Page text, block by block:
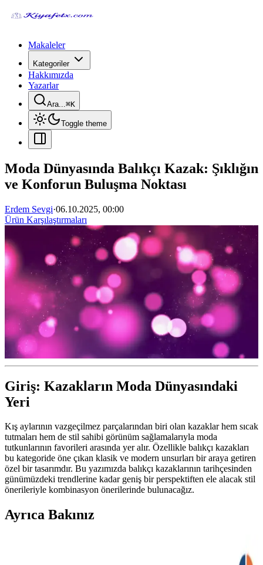
Makaleler
Kategoriler
Hakkımızda
Yazarlar
Ara...⌘K
Toggle theme
Moda Dünyasında Balıkçı Kazak: Şıklığın
ve Konforun Buluşma Noktası
Erdem Sevgi·06.10.2025, 00:00
Ürün Karşılaştırmaları
Giriş: Kazakların Moda Dünyasındaki
Yeri
Kış aylarının vazgeçilmez parçalarından biri olan kazaklar hem sıcak
tutmaları hem de stil sahibi görünüm sağlamalarıyla moda
tutkunlarının favorileri arasında yer alır. Özellikle balıkçı kazakları
bu kategoride öne çıkan klasik ve modern unsurları bir araya getiren
özel bir tasarımdır. Bu yazımızda balıkçı kazaklarının tarihçesinden
günümüzdeki trendlerine kadar geniş bir perspektiften ele alacak stil
önerileriyle kombinasyon önerilerinde bulunacağız.
Ayrıca Bakınız
Moda Arayışında Bulunması Zor Giyim Ürünleri ve